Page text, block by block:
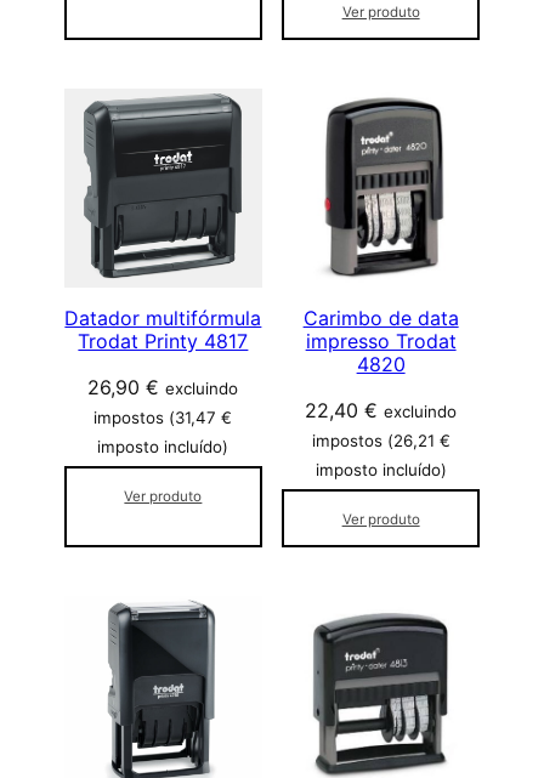
u
l
r
i
d
a
d
e
Ver produto
Datador multifórmula
Trodat Printy 4817
26,90€ excluindo
impostos (31,47€
imposto incluído)
Ver produto
Carimbo de data
impresso Trodat
4820
22,40€ excluindo
impostos (26,21 €
imposto incluído)
Ver produto